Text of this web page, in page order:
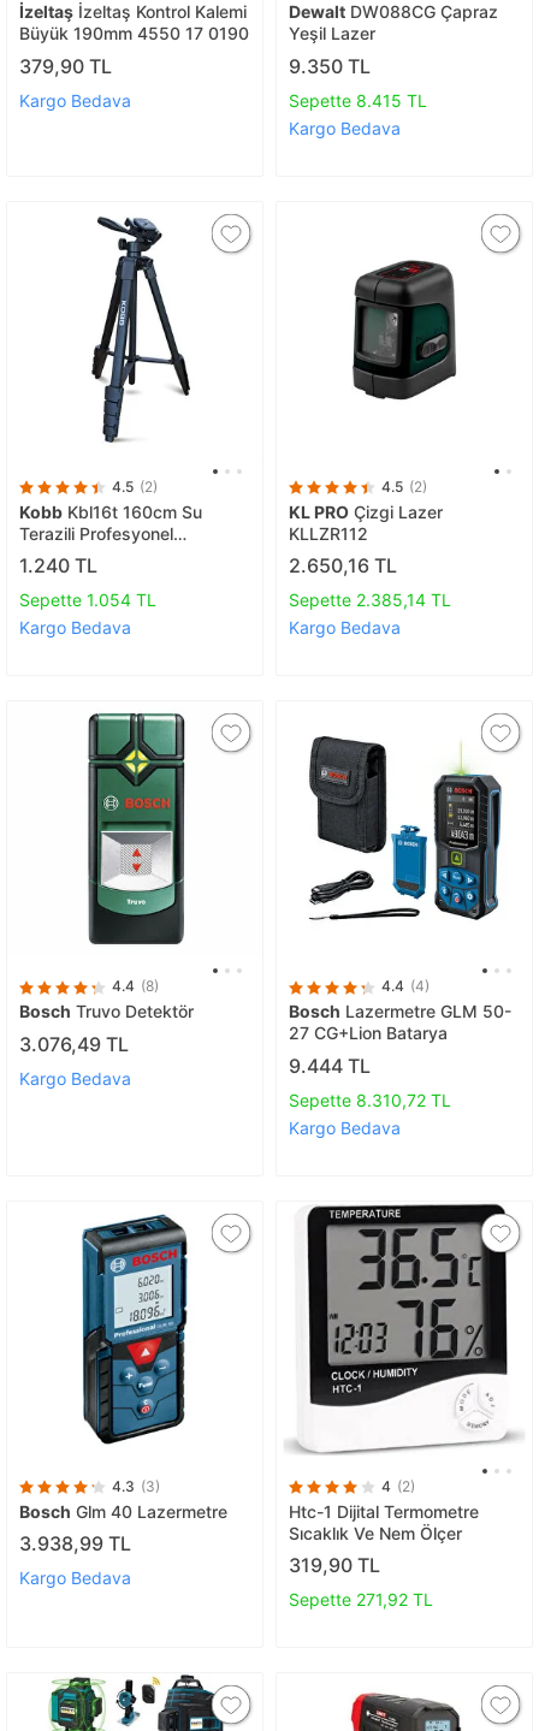
İzeltaş İzeltaş Kontrol Kalemi
Büyük 190mm 4550 17 0190
379,90 TL
Kargo Bedava
Dewalt DW088CG Çapraz
Yeşil Lazer
9.350 TL
Sepette 8.415 TL
Kargo Bedava
4.5 (2)
Kobb Kbl16t 160cm Su
Terazili Profesyonel
Alüminyum Lazer Tripod
1.240 TL
Sepette 1.054 TL
Kargo Bedava
4.5 (2)
KL PRO Çizgi Lazer
KLLZR112
2.650,16 TL
Sepette 2.385,14 TL
Kargo Bedava
4.4 (8)
Bosch Truvo Detektör
3.076,49 TL
Kargo Bedava
4.4 (4)
Bosch Lazermetre GLM 50-
27 CG+Lion Batarya
9.444 TL
Sepette 8.310,72 TL
Kargo Bedava
4.3 (3)
Bosch Glm 40 Lazermetre
3.938,99 TL
Kargo Bedava
4 (2)
Htc-1 Dijital Termometre
Sıcaklık Ve Nem Ölçer
319,90 TL
Sepette 271,92 TL